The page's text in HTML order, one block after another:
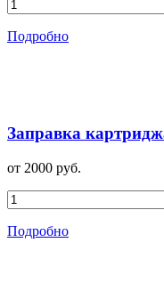
Подробно
Заправка
от 2000 руб.
Подробно